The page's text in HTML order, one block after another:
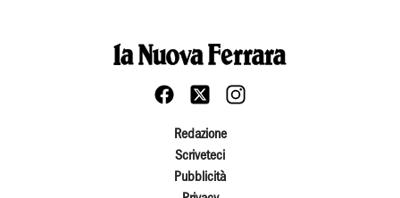
Redazione
Scriveteci
Pubblicità